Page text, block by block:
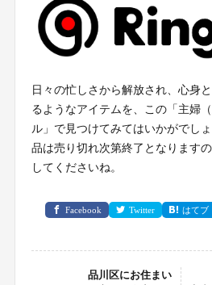
日々の忙しさから解放され、心身
るようなアイテムを、この「主婦
ル」で見つけてみてはいかがでし
品は売り切れ次第終了となります
してくださいね。
Facebook Twitter はてブ
品川区にお住まい